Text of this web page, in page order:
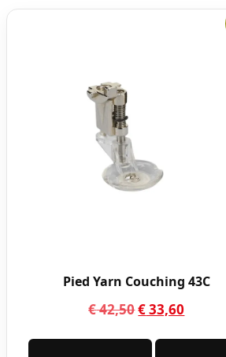
Pied Yarn Couching 43C
€42,50Le
initial
€33,60
actuel